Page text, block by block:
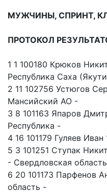
МУЖЧИНЫ, СПРИНТ,
ПРОТОКОЛ
1 1 100180 Крюков
Республика Саха
2 11 102756 Устюгов
Мансийский АО -
3 8 101163 Япаров
Республика -
4 16 101179 Гуляев
5 3 101251 Ступак
- Свердловская
6 20 101173 Парфенов
область -